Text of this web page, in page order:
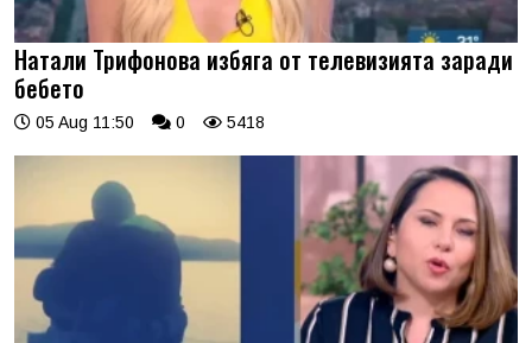
Натали Трифонова избяга от телевизията заради
бебето
05 Aug 11:50 0 5418